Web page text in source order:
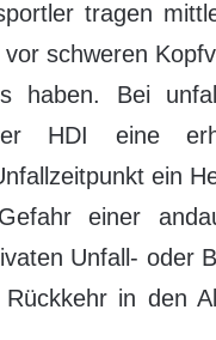
tragen
schweren
Bei
HDI eine
ein
einer
Unfall- oder
in den